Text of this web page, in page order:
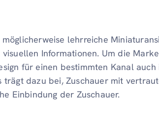
lehrreiche
visuellen Informationen. Um die
für einen bestimmten Kanal
trägt dazu bei, Zuschauer mit
Einbindung der Zuschauer.